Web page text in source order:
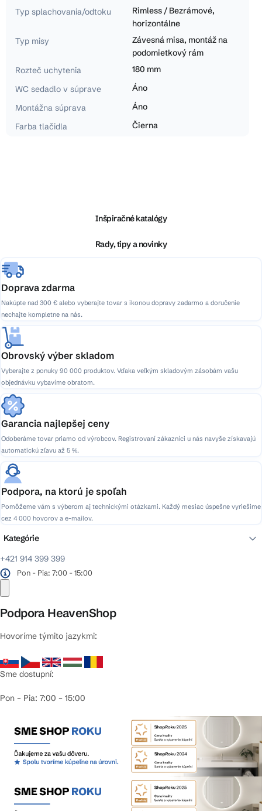
Typ splachovania/odtoku
Rimless / Bezrámové,
horizontálne
Typ misy
Závesná misa, montáž na
podomietkový rám
Rozteč uchytenia
180 mm
WC sedadlo v súprave
Áno
Montážna súprava
Áno
Farba tlačidla
Čierna
e
Inšpiračné katalógy
Rady, tipy a novinky
Doprava zdarma
Nakúpte nad 300 € alebo vyberajte tovar s ikonou dopravy zadarmo a doručenie
nechajte kompletne na nás.
Obrovský výber skladom
Vyberajte z ponuky 90 000 produktov. Vďaka veľkým skladovým zásobám vašu
objednávku vybavíme obratom.
Garancia najlepšej ceny
Odoberáme tovar priamo od výrobcov. Registrovaní zákazníci u nás navyše získavajú
automatickú zľavu až 5 %.
Podpora, na ktorú je spoľah
Pomôžeme vám s výberom aj technickými otázkami. Každý mesiac úspešne vyriešime
cez 4 000 hovorov a e-mailov.
+421 914 399 399
Pon - Pia: 7:00 - 15:00
Podpora HeavenShop
Hovoríme týmito jazykmi:
Sme dostupní:
Pon – Pia: 7:00 – 15:00
Kategórie